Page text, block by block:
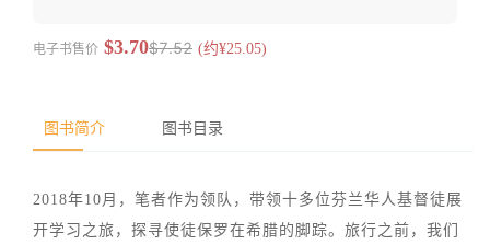
电子书售价 $3.70$7.52 (约¥25.05)
图书简介 图书目录
2018年10月，笔者作为领队，带领十多位芬兰华人基督徒展
开学习之旅，探寻使徒保罗在希腊的脚踪。旅行之前，我们